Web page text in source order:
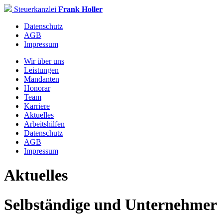
Steuerkanzlei Frank Holler
Datenschutz
AGB
Impressum
Wir über uns
Leistungen
Mandanten
Honorar
Team
Karriere
Aktuelles
Arbeitshilfen
Datenschutz
AGB
Impressum
Aktuelles
Selbständige und Unternehmer